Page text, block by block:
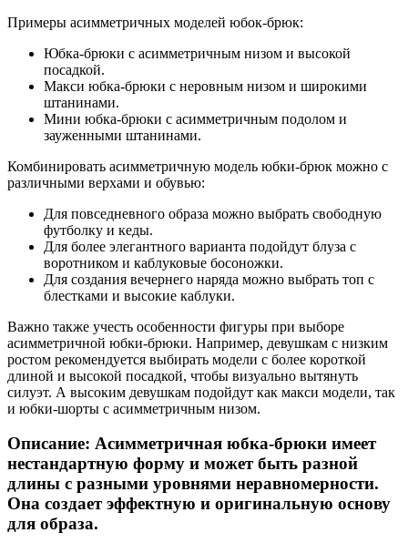
Примеры асимметричных моделей юбок-брюк:
Юбка-брюки с асимметричным низом и высокой
посадкой.
Макси юбка-брюки с неровным низом и широкими
штанинами.
Мини юбка-брюки с асимметричным подолом и
зауженными штанинами.
Комбинировать асимметричную модель юбки-брюк можно с
различными верхами и обувью:
Для повседневного образа можно выбрать свободную
футболку и кеды.
Для более элегантного варианта подойдут блуза с
воротником и каблуковые босоножки.
Для создания вечернего наряда можно выбрать топ с
блестками и высокие каблуки.
Важно также учесть особенности фигуры при выборе
асимметричной юбки-брюки. Например, девушкам с низким
ростом рекомендуется выбирать модели с более короткой
длиной и высокой посадкой, чтобы визуально вытянуть
силуэт. А высоким девушкам подойдут как макси модели, так
и юбки-шорты с асимметричным низом.
Описание: Асимметричная юбка-брюки имеет
нестандартную форму и может быть разной
длины с разными уровнями неравномерности.
Она создает эффектную и оригинальную основу
для образа.